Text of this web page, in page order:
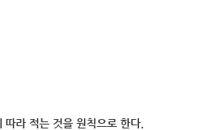
라 적는 것을 원칙으로 한다.